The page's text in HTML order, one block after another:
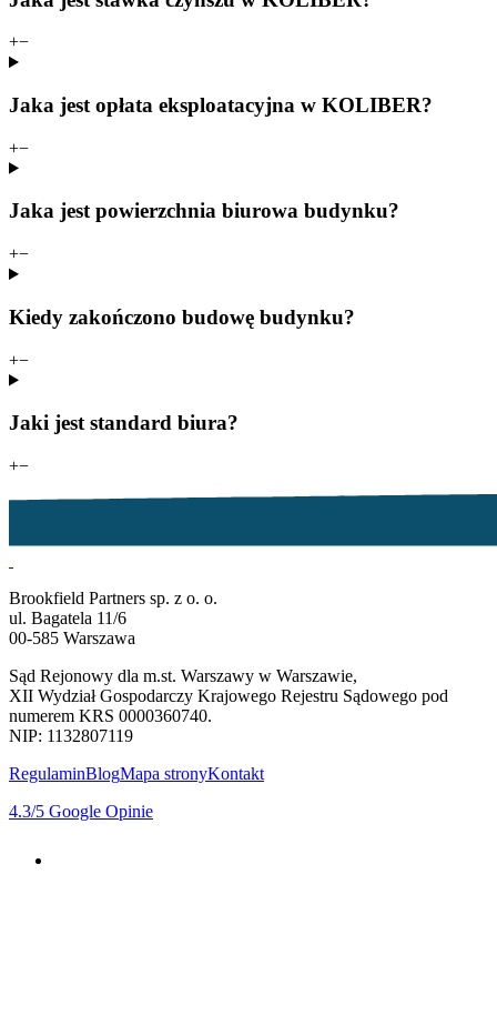
+−
Jaka jest opłata eksploatacyjna w KOLIBER?
+−
Jaka jest powierzchnia biurowa budynku?
+−
Kiedy zakończono budowę budynku?
+−
Jaki jest standard biura?
+−
Brookfield Partners sp. z o. o.
ul. Bagatela 11/6
00-585 Warszawa
Sąd Rejonowy dla m.st. Warszawy w Warszawie,
XII Wydział Gospodarczy Krajowego Rejestru Sądowego pod
numerem KRS 0000360740.
NIP: 1132807119
RegulaminBlogMapa stronyKontakt
4.3/5 Google Opinie